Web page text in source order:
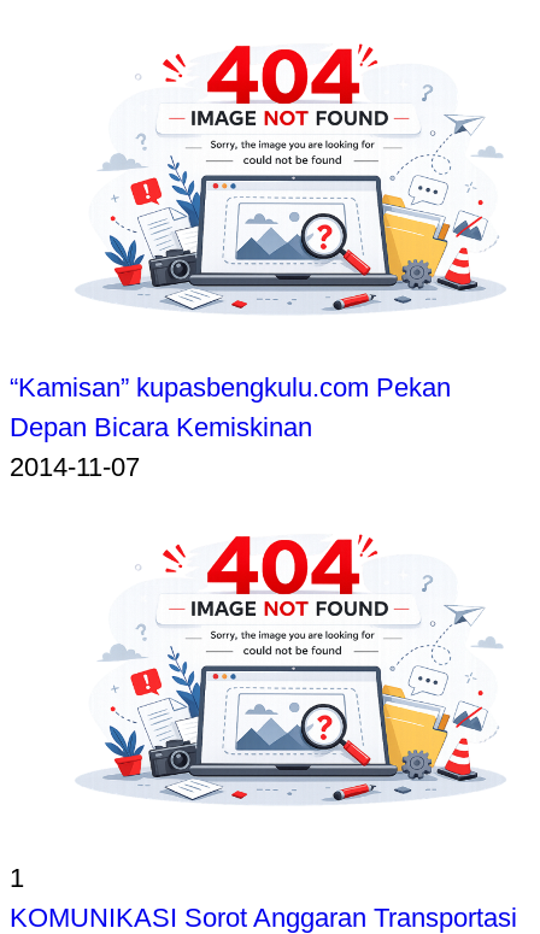
“Kamisan” kupasbengkulu.com Pekan
Depan Bicara Kemiskinan
2014-11-07
1
KOMUNIKASI Sorot Anggaran Transportasi